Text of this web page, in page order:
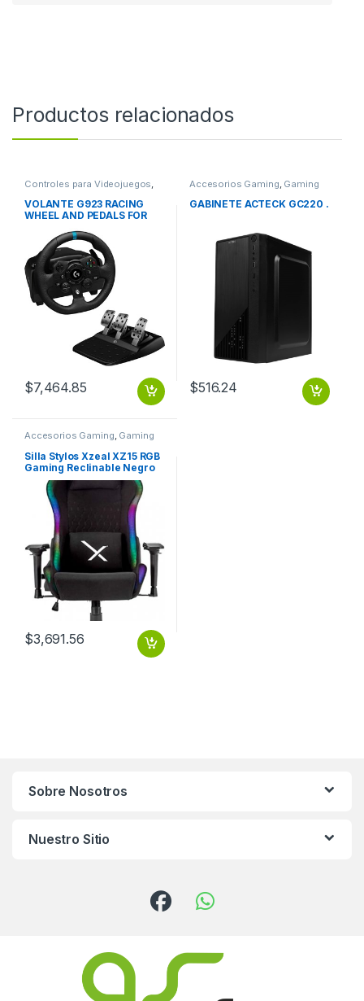
Productos relacionados
Controles para Videojuegos
VOLANTE G923 RACING
WHEEL AND PEDALS FOR
$7,464.85
Accesorios Gaming Gaming
GABINETE ACTECK GC220 .
$516.24
Accesorios Gaming, Gaming
Silla Stylos Xzeal XZ15 RGB
Gaming Reclinable Negro
XZSXZ15B O SOPORTE
LUMBAR/SUPERIOR
$3,691.56
Sobre Nosotros
Nuestro Sitio